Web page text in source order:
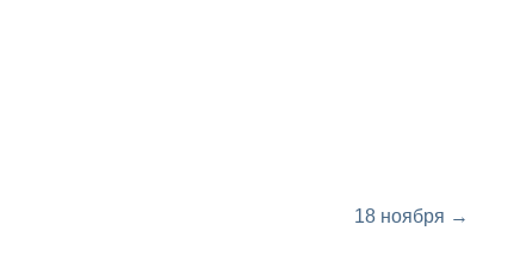
18 ноября →